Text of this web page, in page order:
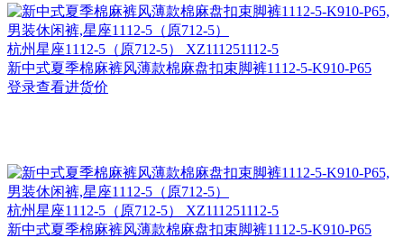
杭州星座1112-5（原712-5） XZ111251112-5
新中式夏季棉麻裤风薄款棉麻盘扣束脚裤1112-5-K910-P65
登录查看进货价
杭州星座1112-5（原712-5） XZ111251112-5
新中式夏季棉麻裤风薄款棉麻盘扣束脚裤1112-5-K910-P65